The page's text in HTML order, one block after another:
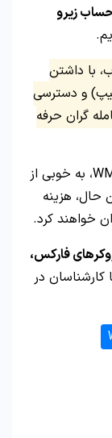
زیرو
با داشتن
مانند اسپرد بسیار پایین (از 0.0 پیپ) و دسترسی
معامله گران حرفه
WM Market، به خوبی از
حال، هزینه
خواهند کرد.
فارکس،
کارشناسان در